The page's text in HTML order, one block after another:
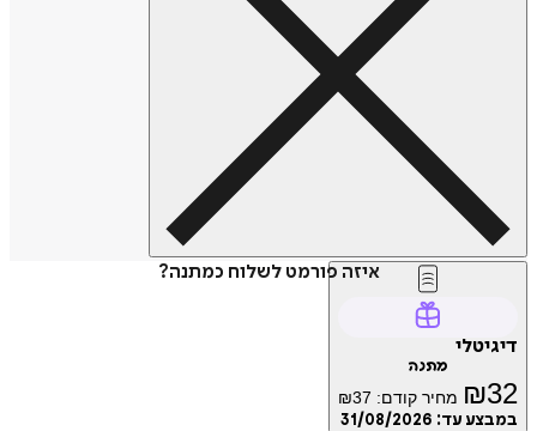
איזה פורמט לשלוח כמתנה?
דיגיטלי
מתנה
₪32 מחיר קודם: ₪37
במבצע עד: 31/08/2026